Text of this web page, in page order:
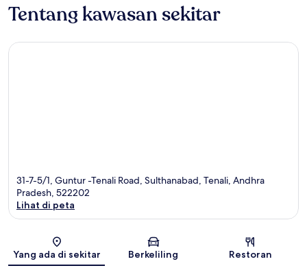
Tentang kawasan sekitar
31-7-5/1, Guntur -Tenali Road, Sulthanabad, Tenali, Andhra
Pradesh, 522202
Lihat di peta
Yang ada di sekitar Berkeliling Restoran